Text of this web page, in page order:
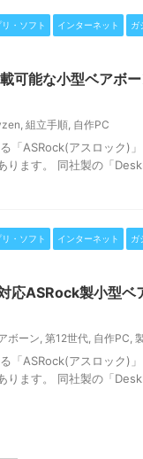
リ・ソフト インターネット ガ
可能な小型ベアボ
, 組立手順, 自作PC
「ASRock(アスロック)」
ります。 同社製の「
リ・ソフト インターネット ガ
応ASRock製小型ベ
ボーン, 第12世代, 自作PC,
「ASRock(アスロック)」
ります。 同社製の「